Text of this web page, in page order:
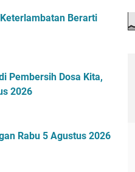
Berarti
Pembersih Dosa Kita,
2026
Rabu 5 Agustus 2026